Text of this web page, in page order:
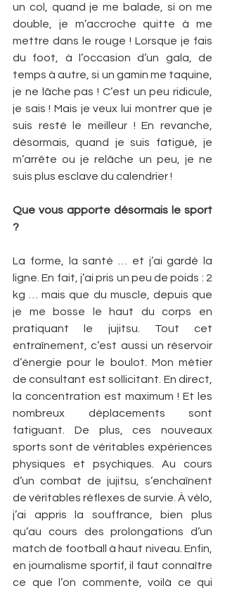
un col, quand je me balade, si on me
double, je m’accroche quitte à me
mettre dans le rouge ! Lorsque je fais
du foot, à l’occasion d’un gala, de
temps à autre, si un gamin me taquine,
je ne lâche pas ! C’est un peu ridicule,
je sais ! Mais je veux lui montrer que je
suis resté le meilleur ! En revanche,
désormais, quand je suis fatigué, je
m’arrête ou je relâche un peu, je ne
suis plus esclave du calendrier !
Que vous apporte désormais le sport
?
La forme, la santé … et j’ai gardé la
ligne. En fait, j’ai pris un peu de poids : 2
kg … mais que du muscle, depuis que
je me bosse le haut du corps en
pratiquant le jujitsu. Tout cet
entraînement, c’est aussi un réservoir
d’énergie pour le boulot. Mon métier
de consultant est sollicitant. En direct,
la concentration est maximum ! Et les
nombreux déplacements sont
fatiguant. De plus, ces nouveaux
sports sont de véritables expériences
physiques et psychiques. Au cours
d’un combat de jujitsu, s’enchaînent
de véritables réflexes de survie. À vélo,
j’ai appris la souffrance, bien plus
qu’au cours des prolongations d’un
match de football à haut niveau. Enfin,
en journalisme sportif, il faut connaître
ce que l’on commente, voilà ce qui